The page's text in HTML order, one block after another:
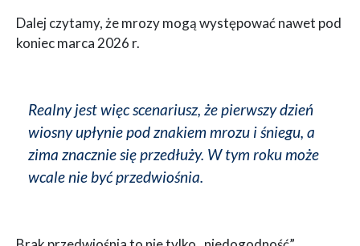
Dalej czytamy, że mrozy mogą występować nawet pod
koniec marca 2026 r.
Realny jest więc scenariusz, że pierwszy dzień
wiosny upłynie pod znakiem mrozu i śniegu, a
zima znacznie się przedłuży. W tym roku może
wcale nie być przedwiośnia.